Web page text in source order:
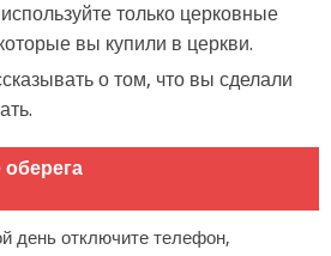
только церковные
вы купили в церкви.
о том, что вы сделали
день отключите телефон,